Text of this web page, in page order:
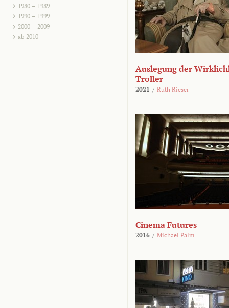
1980 – 1989
1990 – 1999
2000 – 2009
ab 2010
Auslegung der
Troller
2021 / Ruth Rieser
Cinema Futures
2016 / Michael Palm